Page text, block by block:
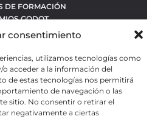
consentimiento
utilizamos tecnologías como
o acceder a la información del
de estas tecnologías nos permitirá
de navegación o las
sitio. No consentir o retirar el
negativamente a ciertas
DE FORMACIÓN
GODOT
MÁS VOTADAS
OBRAS
DE OBRAS